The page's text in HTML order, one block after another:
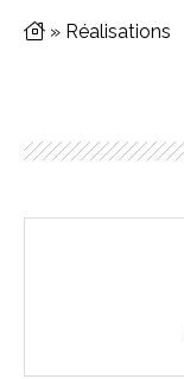
» Réalisations